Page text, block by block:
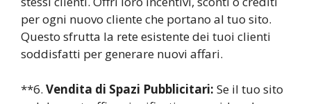
per ogni nuovo cliente che portano al tuo sito.
Questo sfrutta la rete esistente dei tuoi clienti
soddisfatti per generare nuovi affari.
**6. Vendita di Spazi Pubblicitari: Se il tuo sito